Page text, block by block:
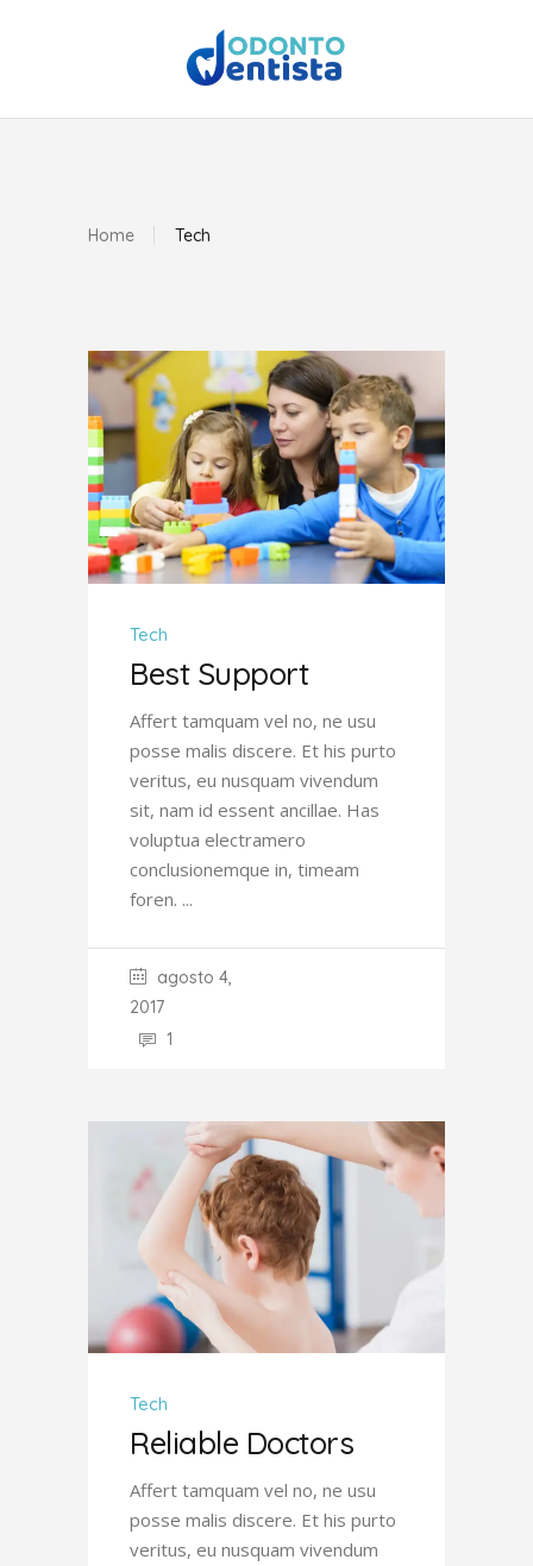
Home Tech
Tech
Best Support
Affert tamquam vel no, ne usu
posse malis discere. Et his purto
veritus, eu nusquam vivendum
sit, nam id essent ancillae. Has
voluptua electramero
conclusionemque in, timeam
foren.
agosto 4,
2017
1
Tech
Reliable Doctors
Affert tamquam vel no, ne usu
posse malis discere. Et his purto
veritus, eu nusquam vivendum